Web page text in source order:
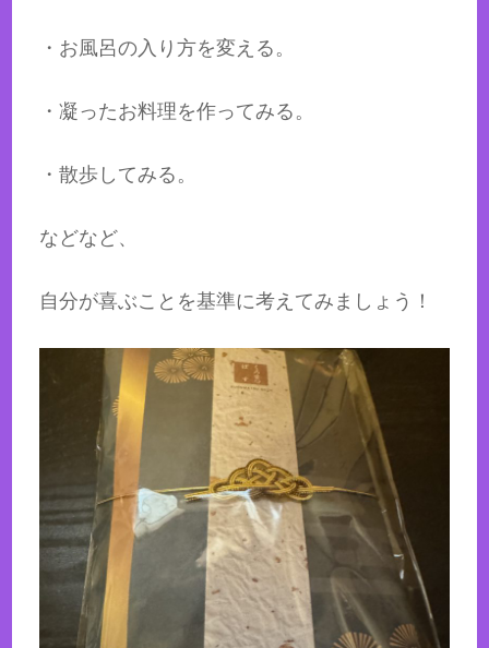
・お風呂の入り方を変える。
・凝ったお料理を作ってみる。
・散歩してみる。
などなど、
自分が喜ぶことを基準に考えてみましょう！